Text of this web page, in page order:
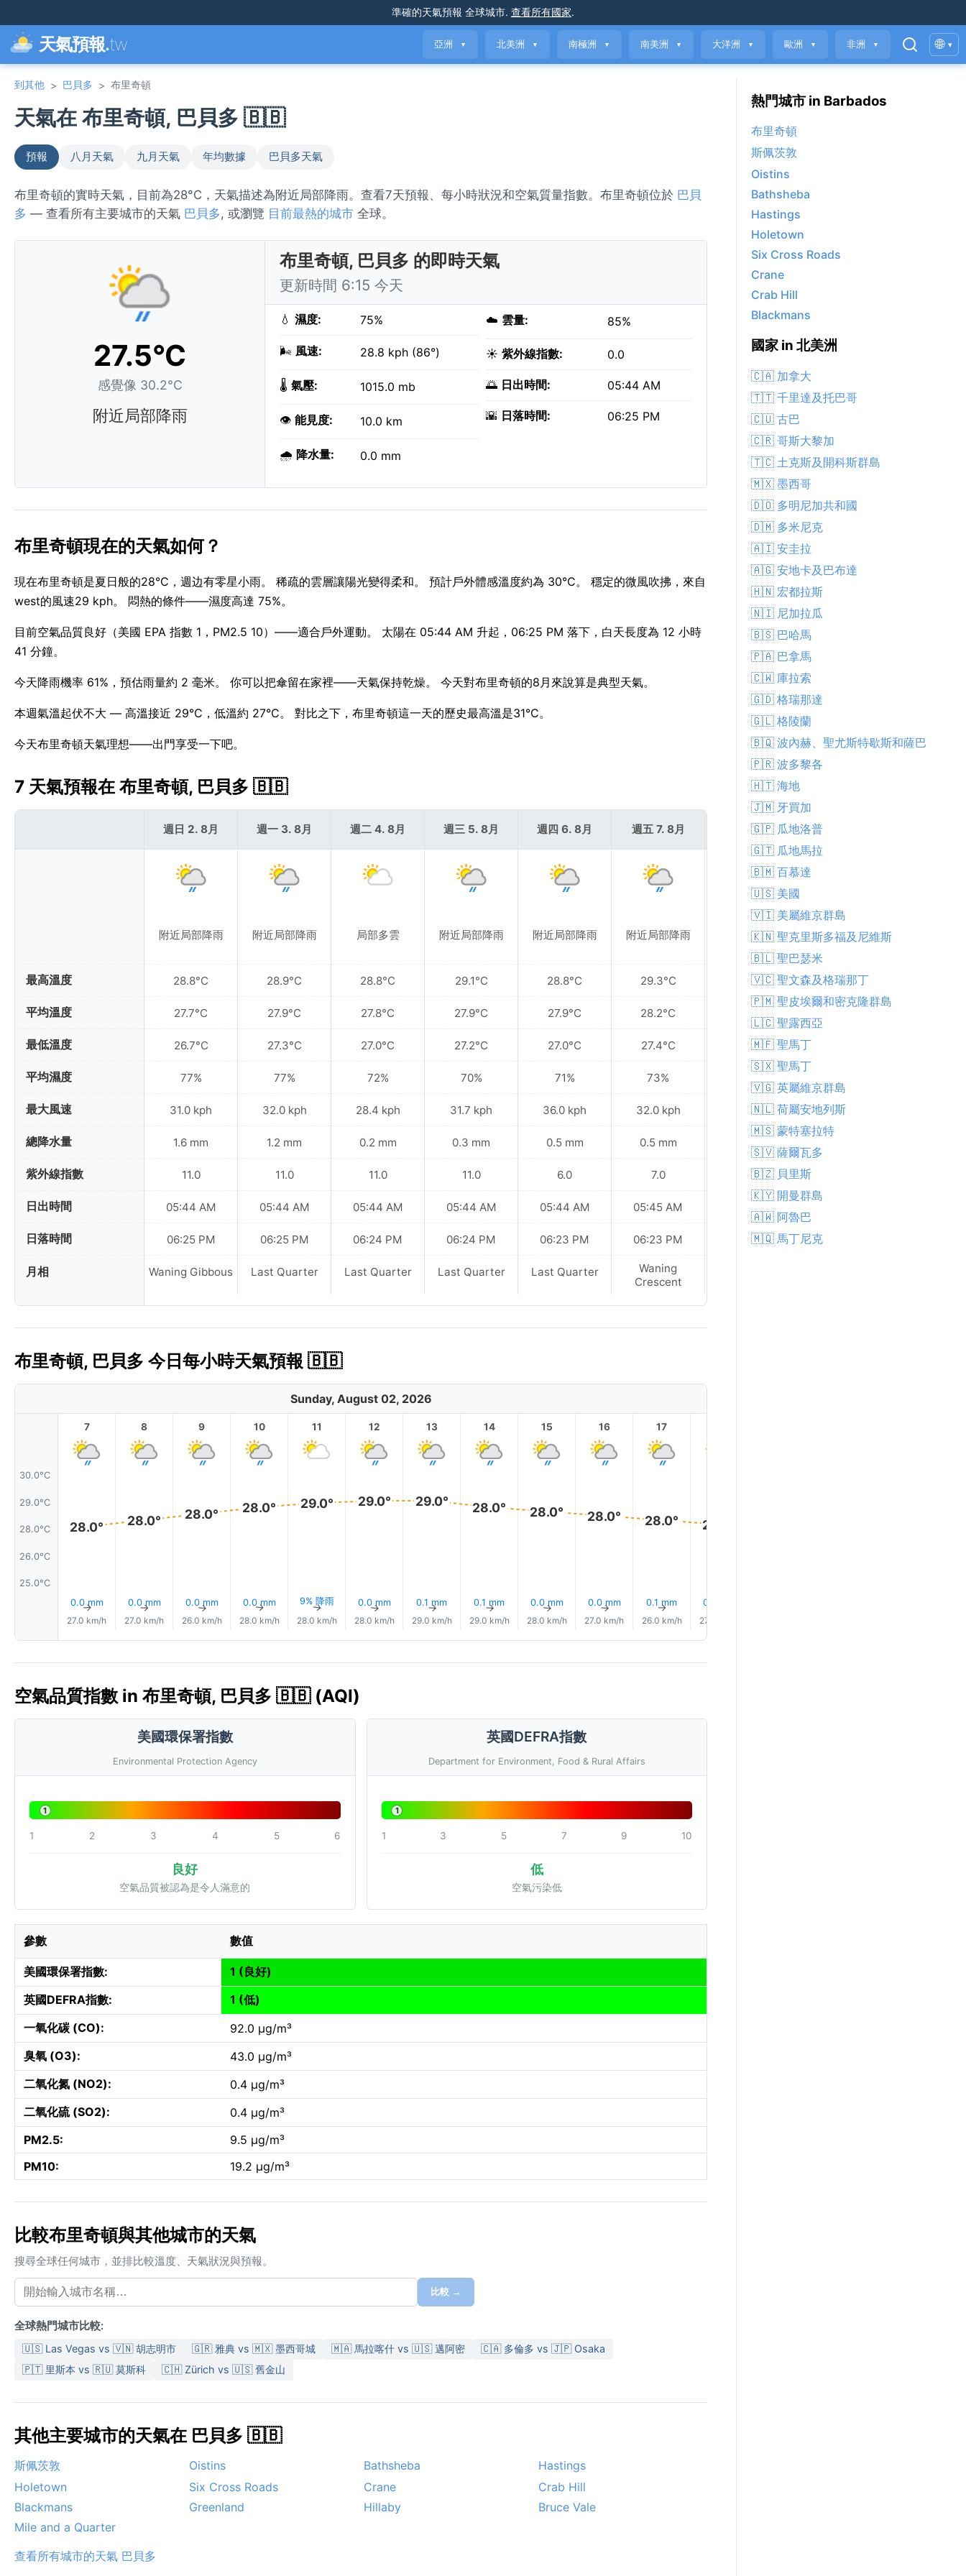
準確的天氣預報 全球城市. 查看所有國家.
天氣預報.tw 亞洲 ▼ 北美洲 ▼ 南極洲 ▼ 南美洲 ▼ 大洋洲 ▼ 歐洲 ▼ 非洲 ▼ 🌐 ▾
到其他 > 巴貝多 > 布里奇頓
天氣在 布里奇頓, 巴貝多 🇧🇧
預報 八月天氣 九月天氣 年均數據 巴貝多天氣
布里奇頓的實時天氣，目前為28°C，天氣描述為附近局部降雨。查看7天預報、每小時狀況和空氣質量指數。布里奇頓位於 巴貝
多 — 查看所有主要城市的天氣 巴貝多, 或瀏覽 目前最熱的城市 全球。
27.5°C
感覺像 30.2°C
附近局部降雨
布里奇頓, 巴貝多 的即時天氣
更新時間 6:15 今天
💧 濕度: 75%
🌬️ 風速: 28.8 kph (86°)
🌡️ 氣壓: 1015.0 mb
👁️ 能見度: 10.0 km
🌧️ 降水量: 0.0 mm
☁️ 雲量: 85%
☀️ 紫外線指數: 0.0
🌅 日出時間: 05:44 AM
🌇 日落時間: 06:25 PM
布里奇頓現在的天氣如何？
現在布里奇頓是夏日般的28°C，週边有零星小雨。 稀疏的雲層讓陽光變得柔和。 預計戶外體感溫度約為 30°C。 穩定的微風吹拂，來自
west的風速29 kph。 悶熱的條件——濕度高達 75%。
目前空氣品質良好（美國 EPA 指數 1，PM2.5 10）——適合戶外運動。 太陽在 05:44 AM 升起，06:25 PM 落下，白天長度為 12 小時
41 分鐘。
今天降雨機率 61%，預估雨量約 2 毫米。 你可以把傘留在家裡——天氣保持乾燥。 今天對布里奇頓的8月來說算是典型天氣。
本週氣溫起伏不大 — 高溫接近 29°C，低溫約 27°C。 對比之下，布里奇頓這一天的歷史最高溫是31°C。
今天布里奇頓天氣理想——出門享受一下吧。
7 天氣預報在 布里奇頓, 巴貝多 🇧🇧
最高溫度
平均溫度
最低溫度
平均濕度
最大風速
總降水量
紫外線指數
日出時間
日落時間
月相
週日 2. 8月
附近局部降雨
28.8°C
27.7°C
26.7°C
77%
31.0 kph
1.6 mm
11.0
05:44 AM
06:25 PM
Waning Gibbous
週一 3. 8月
附近局部降雨
28.9°C
27.9°C
27.3°C
77%
32.0 kph
1.2 mm
11.0
05:44 AM
06:25 PM
Last Quarter
週二 4. 8月
局部多雲
28.8°C
27.8°C
27.0°C
72%
28.4 kph
0.2 mm
11.0
05:44 AM
06:24 PM
Last Quarter
週三 5. 8月
附近局部降雨
29.1°C
27.9°C
27.2°C
70%
31.7 kph
0.3 mm
11.0
05:44 AM
06:24 PM
Last Quarter
週四 6. 8月
附近局部降雨
28.8°C
27.9°C
27.0°C
71%
36.0 kph
0.5 mm
6.0
05:44 AM
06:23 PM
Last Quarter
週五 7. 8月
附近局部降雨
29.3°C
28.2°C
27.4°C
73%
32.0 kph
0.5 mm
7.0
05:45 AM
06:23 PM
Waning
Crescent
週六 8. 8月
晴天
29.2°C
27.5°C
32.0 kph
7.0
06:23 PM
布里奇頓, 巴貝多 今日每小時天氣預報 🇧🇧
Sunday, August 02, 2026
30.0°C
29.0°C
28.0°C
26.0°C
25.0°C
7
28.0°
0.0 mm
↑
27.0 km/h
8
28.0°
0.0 mm
↑
27.0 km/h
9
28.0°
0.0 mm
↑
26.0 km/h
10
28.0°
0.0 mm
↑
28.0 km/h
11
29.0°
9% 降雨
↑
28.0 km/h
12
29.0°
0.0 mm
↑
28.0 km/h
13
29.0°
0.1 mm
↑
29.0 km/h
14
28.0°
0.1 mm
↑
29.0 km/h
15
28.0°
0.0 mm
↑
28.0 km/h
16
28.0°
0.0 mm
↑
27.0 km/h
17
28.0°
0.1 mm
↑
26.0 km/h
28.0°
0.0 mm
27.0 km/h
空氣品質指數 in 布里奇頓, 巴貝多 🇧🇧 (AQI)
美國環保署指數
Environmental Protection Agency
1
1 2 3 4 5 6
良好
空氣品質被認為是令人滿意的
英國DEFRA指數
Department for Environment, Food & Rural Affairs
1
1 3 5 7 9 10
低
空氣污染低
參數 數值
美國環保署指數:
1 (良好)
英國DEFRA指數:
1 (低)
一氧化碳 (CO):
92.0 µg/m³
臭氧 (O3):
43.0 µg/m³
二氧化氮 (NO2):
0.4 µg/m³
二氧化硫 (SO2):
0.4 µg/m³
PM2.5:
9.5 µg/m³
PM10:
19.2 µg/m³
比較布里奇頓與其他城市的天氣
搜尋全球任何城市，並排比較溫度、天氣狀況與預報。
比較 →
全球熱門城市比較:
🇺🇸 Las Vegas vs 🇻🇳 胡志明市 🇬🇷 雅典 vs 🇲🇽 墨西哥城 🇲🇦 馬拉喀什 vs 🇺🇸 邁阿密
🇨🇦 多倫多 vs 🇯🇵 Osaka
🇵🇹 里斯本 vs 🇷🇺 莫斯科
🇨🇭 Zürich vs 🇺🇸 舊金山
其他主要城市的天氣在 巴貝多 🇧🇧
斯佩茨敦 Oistins Bathsheba
Hastings
Holetown
Six Cross Roads Crane
Crab Hill
Blackmans
Greenland Hillaby
Bruce Vale
Mile and a Quarter
查看所有城市的天氣 巴貝多
熱門城市 in Barbados
布里奇頓
斯佩茨敦
Oistins
Bathsheba
Hastings
Holetown
Six Cross Roads
Crane
Crab Hill
Blackmans
國家 in 北美洲
🇨🇦 加拿大
🇹🇹 千里達及托巴哥
🇨🇺 古巴
🇨🇷 哥斯大黎加
🇹🇨 土克斯及開科斯群島
🇲🇽 墨西哥
🇩🇴 多明尼加共和國
🇩🇲 多米尼克
🇦🇮 安圭拉
🇦🇬 安地卡及巴布達
🇭🇳 宏都拉斯
🇳🇮 尼加拉瓜
🇧🇸 巴哈馬
🇵🇦 巴拿馬
🇨🇼 庫拉索
🇬🇩 格瑞那達
🇬🇱 格陵蘭
🇧🇶 波內赫、聖尤斯特歇斯和薩巴
🇵🇷 波多黎各
🇭🇹 海地
🇯🇲 牙買加
🇬🇵 瓜地洛普
🇬🇹 瓜地馬拉
🇧🇲 百慕達
🇺🇸 美國
🇻🇮 美屬維京群島
🇰🇳 聖克里斯多福及尼維斯
🇧🇱 聖巴瑟米
🇻🇨 聖文森及格瑞那丁
🇵🇲 聖皮埃爾和密克隆群島
🇱🇨 聖露西亞
🇲🇫 聖馬丁
🇸🇽 聖馬丁
🇻🇬 英屬維京群島
🇳🇱 荷屬安地列斯
🇲🇸 蒙特塞拉特
🇸🇻 薩爾瓦多
🇧🇿 貝里斯
🇰🇾 開曼群島
🇦🇼 阿魯巴
🇲🇶 馬丁尼克